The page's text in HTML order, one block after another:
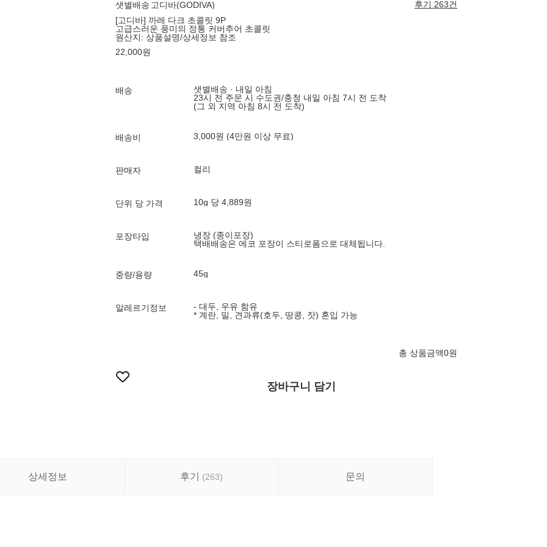
샛별배송 고디바(GODIVA)
후기 263건
[고디바] 까레 다크 초콜릿 9P
고급스러운 풍미의 정통 커버추어 초콜릿
원산지: 상품설명/상세정보 참조
22,000원
배송
샛별배송 · 내일 아침
23시 전 주문 시 수도권/충청 내일 아침 7시 전 도착
(그 외 지역 아침 8시 전 도착)
배송비 3,000원 (4만원 이상 무료)
판매자 컬리
단위 당 가격 10g 당 4,889원
포장타입
냉장 (종이포장)
택배배송은 에코 포장이 스티로폼으로 대체됩니다.
중량/용량 45g
알레르기정보
- 대두, 우유 함유
* 계란, 밀, 견과류(호두, 땅콩, 잣) 혼입 가능
총 상품금액0원
장바구니 담기
상세정보 후기 (263) 문의